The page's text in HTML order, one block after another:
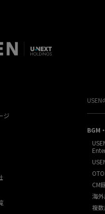
ジ
BGM
CM
海
複